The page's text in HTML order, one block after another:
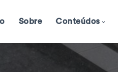
Sobre Conteúdos